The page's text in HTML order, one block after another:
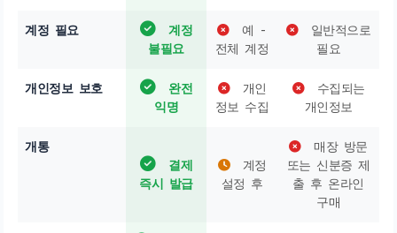
계정 필요
계정
불필요
예 -
전체 계정
일반적으로
필요
개인정보 보호
완전
익명
개인
정보 수집
수집되는
개인정보
개통
결제
즉시 발급
계정
설정 후
매장 방문
또는 신분증 제
출 후 온라인
구매